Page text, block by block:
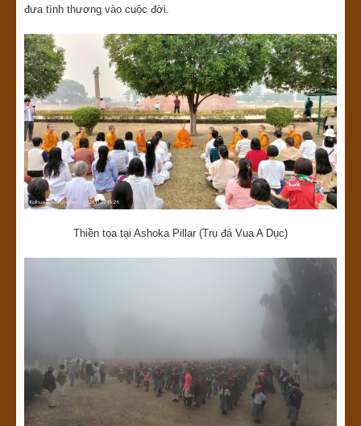
đưa tình thương vào cuộc đời.
Thiền tọa tại Ashoka Pillar (Trụ đá Vua A Dục)